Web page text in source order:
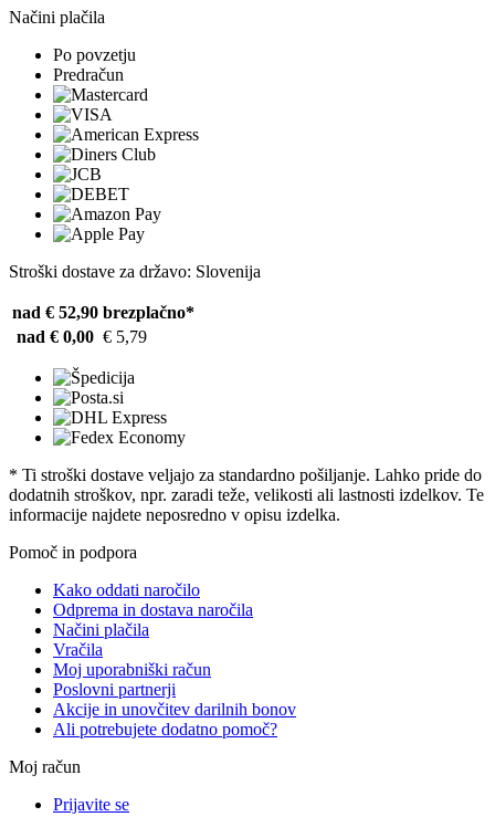
Načini plačila
Po povzetju
Predračun
Stroški dostave za državo: Slovenija
nad € 52,90 brezplačno*
nad € 0,00 € 5,79
* Ti stroški dostave veljajo za standardno pošiljanje. Lahko pride do
dodatnih stroškov, npr. zaradi teže, velikosti ali lastnosti izdelkov. Te
informacije najdete neposredno v opisu izdelka.
Pomoč in podpora
Kako oddati naročilo
Odprema in dostava naročila
Načini plačila
Vračila
Moj uporabniški račun
Poslovni partnerji
Akcije in unovčitev darilnih bonov
Ali potrebujete dodatno pomoč?
Moj račun
Prijavite se